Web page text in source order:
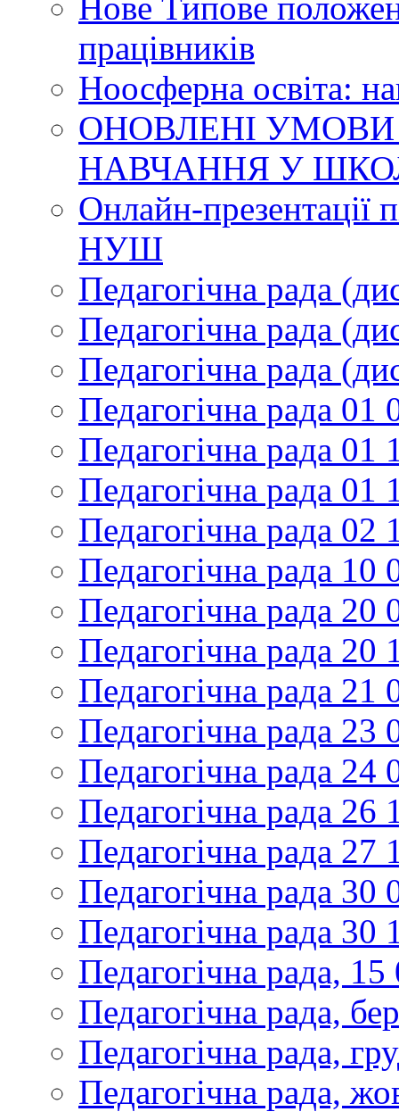
працівників
Ноосферна освіта:
ОНОВЛЕНІ
НАВЧАННЯ У
Онлайн-презентації
НУШ
Педагогічна рада
Педагогічна рада
Педагогічна рада
Педагогічна рада 01
Педагогічна рада 01
Педагогічна рада 01
Педагогічна рада 02
Педагогічна рада 10
Педагогічна рада 20
Педагогічна рада 20
Педагогічна рада 21
Педагогічна рада 23
Педагогічна рада 24
Педагогічна рада 26
Педагогічна рада 27
Педагогічна рада 30
Педагогічна рада 30
Педагогічна рада,
Педагогічна рада,
Педагогічна рада,
Педагогічна рада,